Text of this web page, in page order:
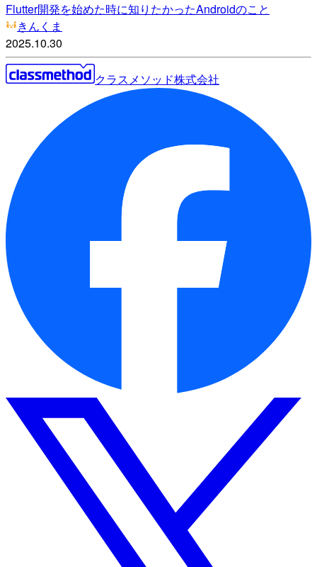
Flutter開発を始めた時に知りたかったAndroidのこと
きんくま
2025.10.30
クラスメソッド株式会社